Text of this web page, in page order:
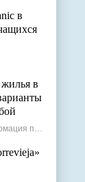
в
в
19.07.23, Полезная информация по недвижимости